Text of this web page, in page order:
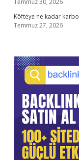
Temmuz 30, 2026
Köfteye ne kadar
Temmuz 27, 2026